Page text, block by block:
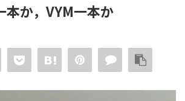
本か，VYM一本か